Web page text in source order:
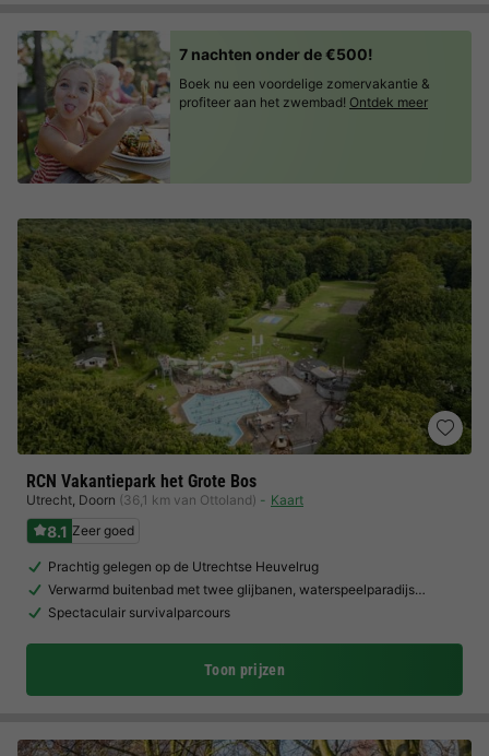
RCN Vakantiepark het Grote Bos
Utrecht, Doorn (36,1 km van Ottoland) Kaart
8.1 Zeer goed
Prachtig gelegen op de Utrechtse Heuvelrug
Verwarmd buitenbad met twee glijbanen, waterspeelparadijs…
Spectaculair survivalparcours
Toon prijzen
7 nachten onder de €500!
Boek nu een voordelige zomervakantie &
profiteer aan het zwembad! Ontdek meer